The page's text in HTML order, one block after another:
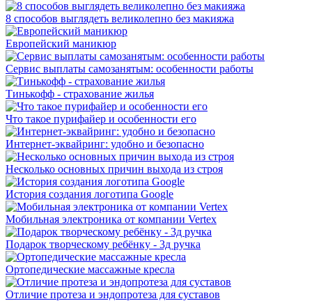
8 способов выглядеть великолепно без макияжа
Европейский маникюр
Сервис выплаты самозанятым: особенности работы
Тинькофф - страхование жилья
Что такое пурифайер и особенности его
Интернет-эквайринг: удобно и безопасно
Несколько основных причин выхода из строя
История создания логотипа Google
Мобильная электроника от компании Vertex
Подарок творческому ребёнку - 3д ручка
Ортопедические массажные кресла
Отличие протеза и эндопротеза для суставов